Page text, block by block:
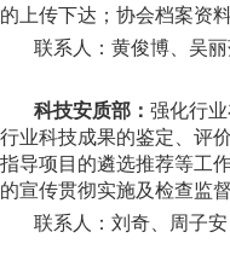
的上传下达；协会档案资
联系人：黄俊博、吴
科技安质部： 强化行
行业科技成果的鉴定、评
指导项目的遴选推荐等工
的宣传贯彻实施及检查监督
联系人：刘奇、周子